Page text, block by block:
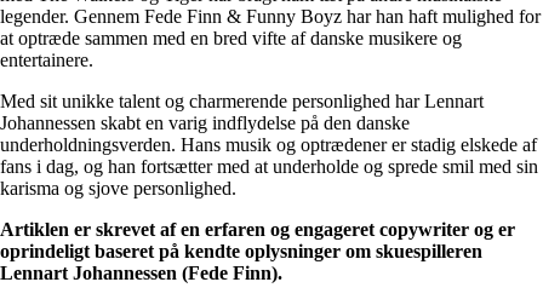
legender. Gennem Fede Finn & Funny Boyz har han haft mulighed for
at optræde sammen med en bred vifte af danske musikere og
entertainere.
Med sit unikke talent og charmerende personlighed har Lennart
Johannessen skabt en varig indflydelse på den danske
underholdningsverden. Hans musik og optrædener er stadig elskede af
fans i dag, og han fortsætter med at underholde og sprede smil med sin
karisma og sjove personlighed.
Artiklen er skrevet af en erfaren og engageret copywriter og er
oprindeligt baseret på kendte oplysninger om skuespilleren
Lennart Johannessen (Fede Finn).